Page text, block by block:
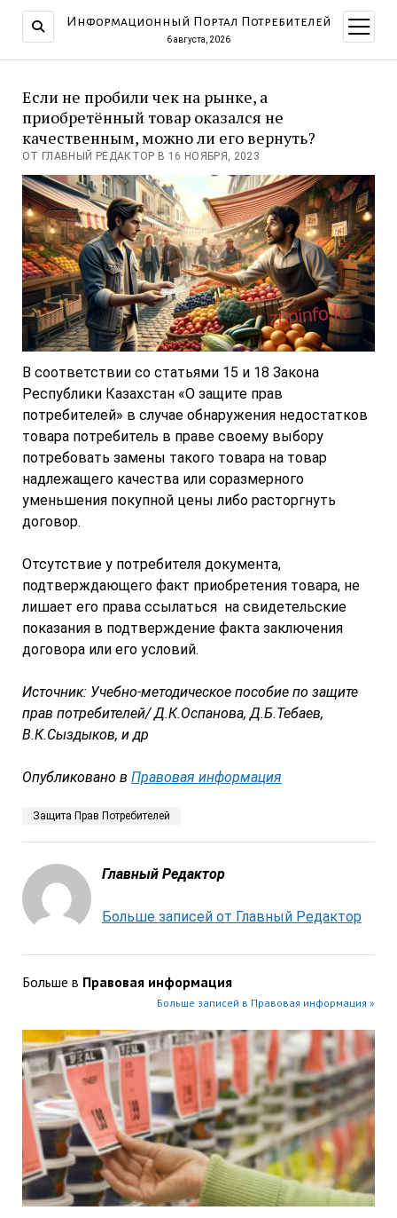
Информационный Портал Потребителей
6 августа, 2026
меню
Если не пробили чек на рынке, а
приобретённый товар оказался не
качественным, можно ли его вернуть?
ОТ ГЛАВНЫЙ РЕДАКТОР В 16 НОЯБРЯ, 2023
В соответствии со статьями 15 и 18 Закона
Республики Казахстан «О защите прав
потребителей» в случае обнаружения недостатков
товара потребитель в праве своему выбору
потребовать замены такого товара на товар
надлежащего качества или соразмерного
уменьшения покупной цены либо расторгнуть
договор.
Отсутствие у потребителя документа,
подтверждающего факт приобретения товара, не
лишает его права ссылаться на свидетельские
показания в подтверждение факта заключения
договора или его условий.
Источник: Учебно-методическое пособие по защите
прав потребителей/ Д.К.Оспанова, Д.Б.Тебаев,
В.К.Сыздыков, и др
Опубликовано в Правовая информация
Защита Прав Потребителей
Главный Редактор
Больше записей от Главный Редактор
Больше в Правовая информация
Больше записей в Правовая информация »